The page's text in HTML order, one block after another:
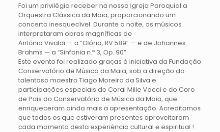
Foi um privilégio receber na nossa Igreja Paroquial a
Orquestra Clássica da Maia, proporcionando um
concerto inesquecível. Durante a noite, os músicos
interpretaram obras magníficas de
António Vivaldi — a “Glória, RV 589” — e de Johannes
Brahms — a “Sinfonia n.º 3, Op. 90”.
Este evento foi realizado graças à iniciativa da Fundação
Conservatório de Música da Maia, sob a direção do
talentoso maestro Tiago Moreira da Silva e
participações especiais do Coral Mille Vocci e do Coro
de Pais do Conservatório de Música da Maia, que
enriqueceram ainda mais a apresentação. Acreditamos
que todos os que estiveram presentes aproveitaram
cada momento desta experiência cultural e espiritual !